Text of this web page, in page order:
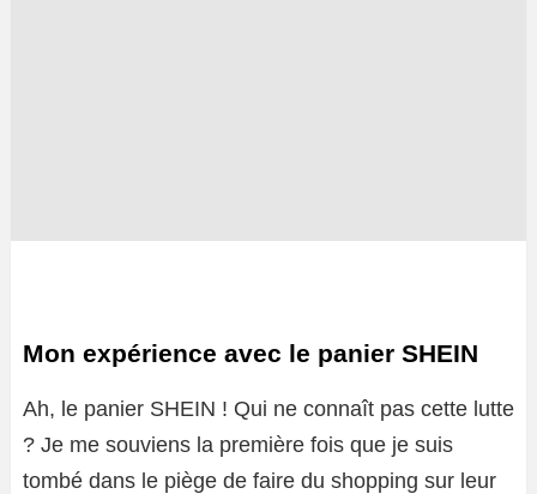
Mon expérience avec le panier SHEIN
Ah, le panier SHEIN ! Qui ne connaît pas cette lutte
? Je me souviens la première fois que je suis
tombé dans le piège de faire du shopping sur leur